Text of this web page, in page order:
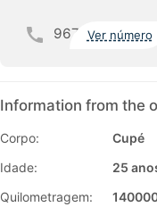
967 Ver número
Information from the
Corpo:
Cupé
Idade:
25
Quilometragem: